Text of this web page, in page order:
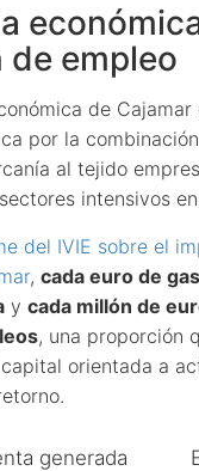
de empleo
de Cajamar
por la
al tejido
intensivos
del IVIE sobre el
, cada euro de
y cada millón de
, una proporción
orientada a
generada